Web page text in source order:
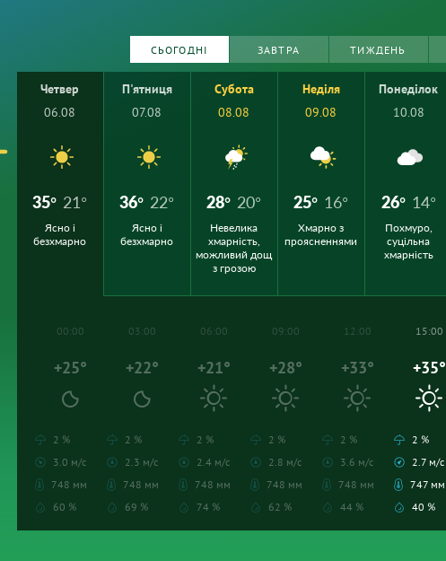
СЬОГОДНІ ЗАВТРА ТИЖДЕНЬ
Четвер
06.08
35° 21°
Ясно і
безхмарно
П'ятниця
07.08
36° 22°
Ясно і
безхмарно
Субота
08.08
28° 20°
Невелика
хмарність,
можливий дощ
з грозою
Неділя
09.08
25° 16°
Хмарно з
проясненнями
Понеділок
10.08
26° 14°
Похмуро,
суцільна
хмарність
00:00
+25°
2 %
3.0 м/с
748 мм
60 %
03:00
+22°
2 %
2.3 м/с
748 мм
69 %
06:00
+21°
2 %
2.4 м/с
748 мм
74 %
09:00
+28°
2 %
2.8 м/с
748 мм
62 %
12:00
+33°
2 %
3.6 м/с
748 мм
44 %
15:00
+35°
2 %
2.7 м/с
747 мм
40 %